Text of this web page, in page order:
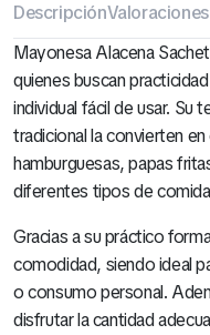
Descripción
Mayonesa Alacena
quienes buscan
individual fácil de usar. Su
tradicional la convierten
hamburguesas, papas
diferentes tipos de
Gracias a su práctico
comodidad, siendo ideal
o consumo personal.
disfrutar la cantidad